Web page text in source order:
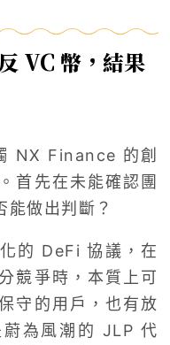
VC 幣，結果
NX Finance 的創
首先在未能確認團
能做出判斷？
的 DeFi 協議，在
競爭時，本質上可
守的用戶，也有放
為風潮的 JLP 代